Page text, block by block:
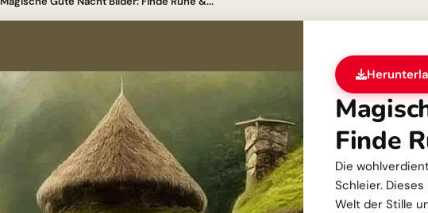
Finde
Die
Schleier.
Welt der Stille